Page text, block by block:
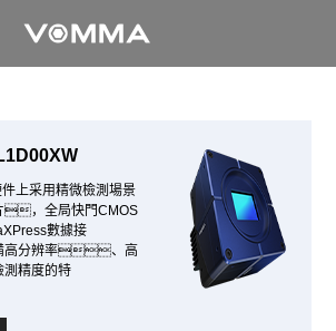
上采用精微檢測場景
，全局快門CMOS
數據接
分辨率、高
精度的特